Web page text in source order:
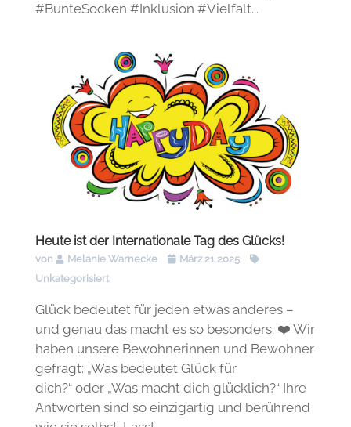
#BunteSocken #Inklusion #Vielfalt...
Heute ist der Internationale Tag des Glücks!
von Melanie Warnecke
März 21 2025
Unkategorisiert
Glück bedeutet für jeden etwas anderes –
und genau das macht es so besonders. ❤️ Wir
haben unsere Bewohnerinnen und Bewohner
gefragt: „Was bedeutet Glück für
dich?“ oder „Was macht dich glücklich?“ Ihre
Antworten sind so einzigartig und berührend